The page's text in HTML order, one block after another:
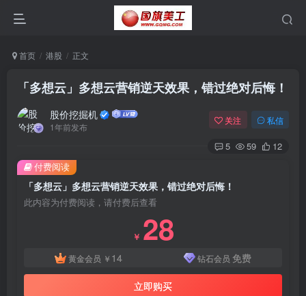
首页 港股 正文
「多想云」多想云营销逆天效果，错过绝对后悔！
股价挖掘机
1年前发布
关注 私信
5 59 12
「多想云」多想云营销逆天效果，错过绝对后悔！
此内容为付费阅读，请付费后查看
￥ 28
黄金会员 ￥ 14 钻石会员 免费
立即购买
付费阅读